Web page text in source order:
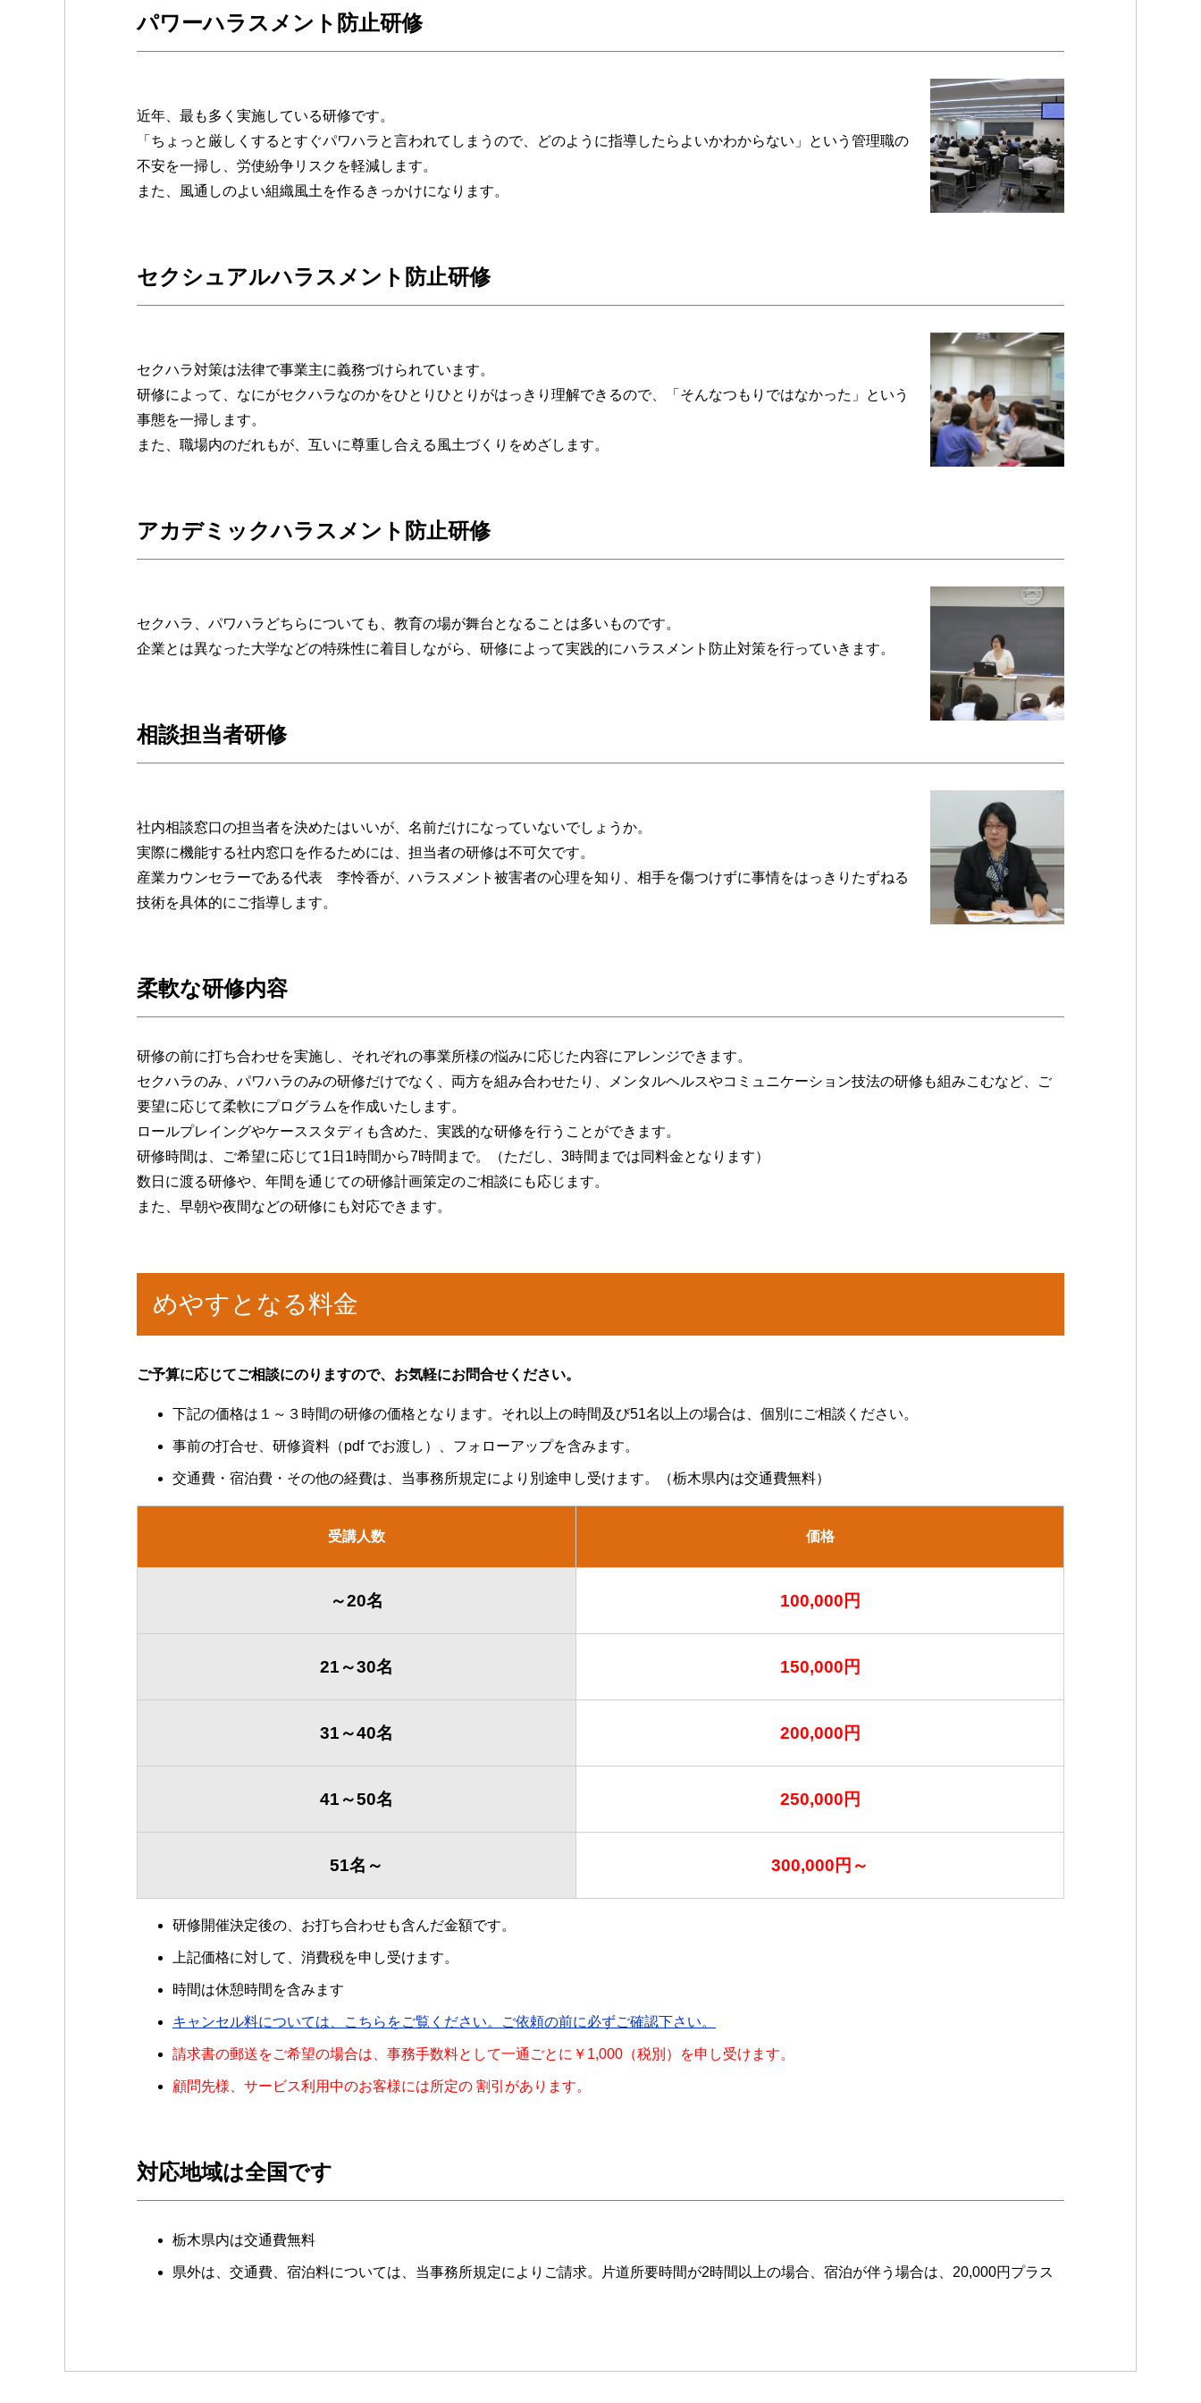
パワーハラスメント防止研修
近年、最も多く実施している研修です。
「ちょっと厳しくするとすぐパワハラと言われてしまうので、どのように指導したらよいかわからない」という管理職の
不安を一掃し、労使紛争リスクを軽減します。
また、風通しのよい組織風土を作るきっかけになります。
セクシュアルハラスメント防止研修
セクハラ対策は法律で事業主に義務づけられています。
研修によって、なにがセクハラなのかをひとりひとりがはっきり理解できるので、「そんなつもりではなかった」という
事態を一掃します。
また、職場内のだれもが、互いに尊重し合える風土づくりをめざします。
アカデミックハラスメント防止研修
セクハラ、パワハラどちらについても、教育の場が舞台となることは多いものです。
企業とは異なった大学などの特殊性に着目しながら、研修によって実践的にハラスメント防止対策を行っていきます。
相談担当者研修
社内相談窓口の担当者を決めたはいいが、名前だけになっていないでしょうか。
実際に機能する社内窓口を作るためには、担当者の研修は不可欠です。
産業カウンセラーである代表 李怜香が、ハラスメント被害者の心理を知り、相手を傷つけずに事情をはっきりたずねる
技術を具体的にご指導します。
柔軟な研修内容
研修の前に打ち合わせを実施し、それぞれの事業所様の悩みに応じた内容にアレンジできます。
セクハラのみ、パワハラのみの研修だけでなく、両方を組み合わせたり、メンタルヘルスやコミュニケーション技法の研修も組みこむなど、ご
要望に応じて柔軟にプログラムを作成いたします。
ロールプレイングやケーススタディも含めた、実践的な研修を行うことができます。
研修時間は、ご希望に応じて1日1時間から7時間まで。（ただし、3時間までは同料金となります）
数日に渡る研修や、年間を通じての研修計画策定のご相談にも応じます。
また、早朝や夜間などの研修にも対応できます。
めやすとなる料金
ご予算に応じてご相談にのりますので、お気軽にお問合せください。
下記の価格は１～３時間の研修の価格となります。それ以上の時間及び51名以上の場合は、個別にご相談ください。
事前の打合せ、研修資料（pdf でお渡し）、フォローアップを含みます。
交通費・宿泊費・その他の経費は、当事務所規定により別途申し受けます。（栃木県内は交通費無料）
受講人数 価格
～20名 100,000円
21～30名 150,000円
31～40名 200,000円
41～50名 250,000円
51名～ 300,000円～
研修開催決定後の、お打ち合わせも含んだ金額です。
上記価格に対して、消費税を申し受けます。
時間は休憩時間を含みます
キャンセル料については、こちらをご覧ください。ご依頼の前に必ずご確認下さい。
請求書の郵送をご希望の場合は、事務手数料として一通ごとに￥1,000（税別）を申し受けます。
顧問先様、サービス利用中のお客様には所定の 割引があります。
対応地域は全国です
栃木県内は交通費無料
県外は、交通費、宿泊料については、当事務所規定によりご請求。片道所要時間が2時間以上の場合、宿泊が伴う場合は、20,000円プラス